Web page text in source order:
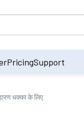
the input field.
PricingSupport
धक्का के लिए